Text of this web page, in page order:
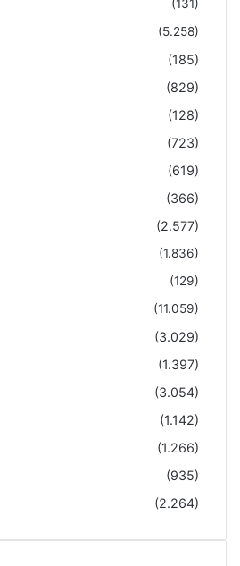
(131)
(5.258)
(185)
(829)
(128)
(723)
(619)
(366)
(2.577)
(1.836)
(129)
(11.059)
(3.029)
(1.397)
(3.054)
(1.142)
(1.266)
(935)
(2.264)